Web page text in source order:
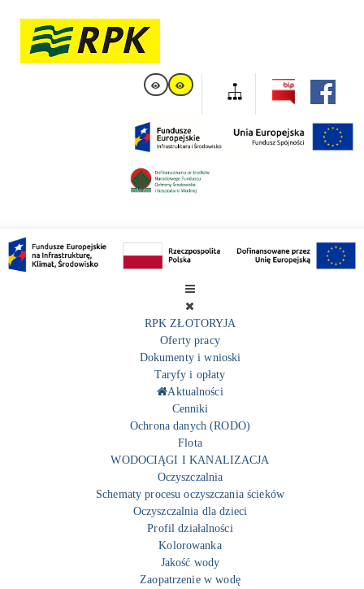
RPK ZŁOTORYJA
Oferty pracy
Dokumenty i wnioski
Taryfy i opłaty
Aktualności
Cenniki
Ochrona danych (RODO)
Flota
WODOCIĄGI I KANALIZACJA
Oczyszczalnia
Schematy procesu oczyszczania ścieków
Oczyszczalnia dla dzieci
Profil działalności
Kolorowanka
Jakość wody
Zaopatrzenie w wodę